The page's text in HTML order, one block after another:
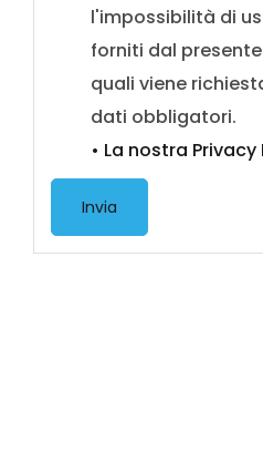
l'impossibilità di
forniti dal
quali viene
dati obbligatori.
• La nostra Privacy
Invia